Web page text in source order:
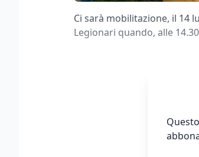
Ci sarà mobilitazione, il 14
Legionari quando, alle